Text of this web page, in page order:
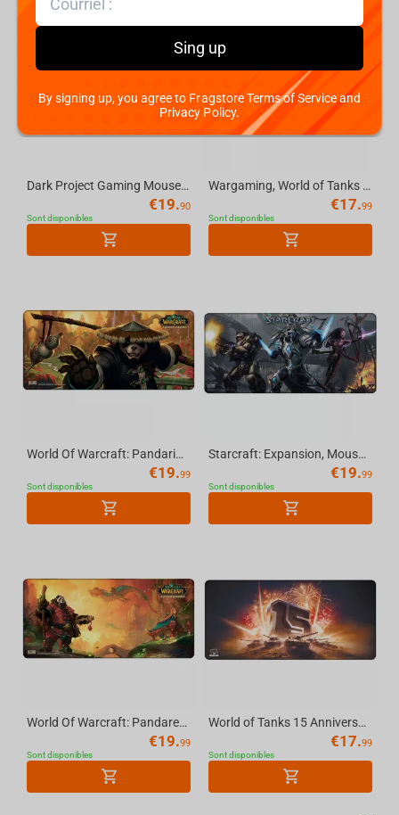
Dark Project Gaming Mousepad, Terra Nostra Black, XL
€19.90
Sont disponibles
Wargaming, World of Tanks 2.0, Limited Edition Mousepad, XL
€17.99
Sont disponibles
World Of Warcraft: Pandaria, Mousepad (Limited edition), XL
€19.99
Sont disponibles
Starcraft: Expansion, Mousepad, XL
€19.99
Sont disponibles
World Of Warcraft: Pandaren With Lanterns, Mousepad, XL
€19.99
Sont disponibles
World of Tanks 15 Anniversary Mousepad, XL
€17.99
Sont disponibles
Sing up
By signing up, you agree to Fragstore Terms of Service and
Privacy Policy.